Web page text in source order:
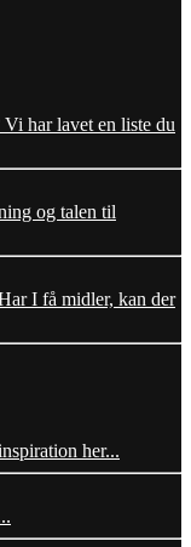
har lavet en liste du
og talen til
I få midler, kan der
her...